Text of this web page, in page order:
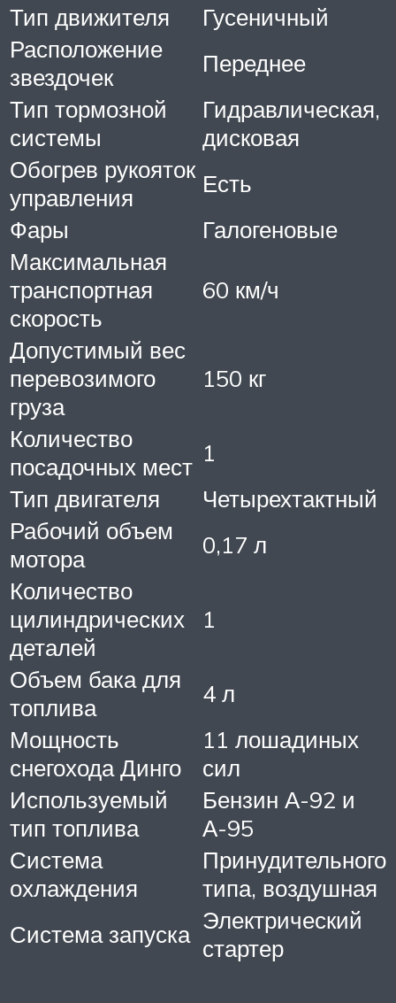
Тип движителя
Гусеничный
Расположение
звездочек
Переднее
Тип тормозной
системы
Гидравлическая,
дисковая
Обогрев рукояток
управления
Есть
Фары
Галогеновые
Максимальная
транспортная
скорость
60 км/ч
Допустимый вес
перевозимого
груза
150 кг
Количество
посадочных мест 1
Тип двигателя
Четырехтактный
Рабочий объем
мотора
0,17 л
Количество
цилиндрических
деталей
1
Объем бака для
топлива
4 л
Мощность
снегохода Динго
11 лошадиных
сил
Используемый
тип топлива
Бензин А-92 и
А-95
Система
охлаждения
Принудительного
типа, воздушная
Система запуска Электрический
стартер